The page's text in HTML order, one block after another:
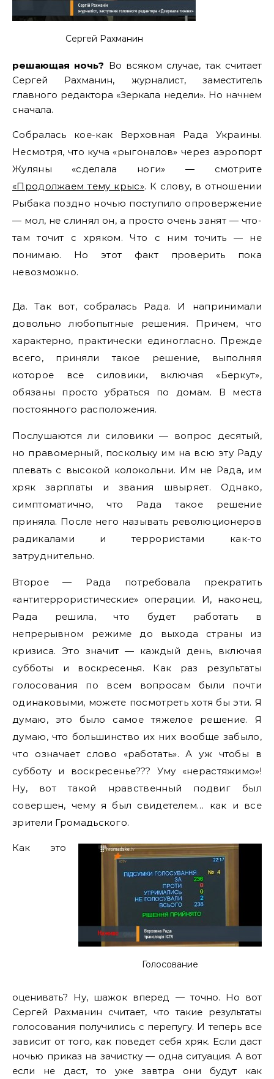
Сергей Рахманин
решающая ночь? Во всяком случае, так считает
Сергей Рахманин, журналист, заместитель
главного редактора «Зеркала недели». Но начнем
сначала.
Собралась кое-как Верховная Рада Украины.
Несмотря, что куча «рыгоналов» через аэропорт
Жуляны «сделала ноги» — смотрите
«Продолжаем тему крыс». К слову, в отношении
Рыбака поздно ночью поступило опровержение
— мол, не слинял он, а просто очень занят — что-
там точит с хряком. Что с ним точить — не
понимаю. Но этот факт проверить пока
невозможно.
Да. Так вот, собралась Рада. И напринимали
довольно любопытные решения. Причем, что
характерно, практически единогласно. Прежде
всего, приняли такое решение, выполняя
которое все силовики, включая «Беркут»,
обязаны просто убраться по домам. В места
постоянного расположения.
Послушаются ли силовики — вопрос десятый,
но правомерный, поскольку им на всю эту Раду
плевать с высокой колокольни. Им не Рада, им
хряк зарплаты и звания швыряет. Однако,
симптоматично, что Рада такое решение
приняла. После него называть революционеров
радикалами и террористами как-то
затруднительно.
Второе — Рада потребовала прекратить
«антитеррористические» операции. И, наконец,
Рада решила, что будет работать в
непрерывном режиме до выхода страны из
кризиса. Это значит — каждый день, включая
субботы и воскресенья. Как раз результаты
голосования по всем вопросам были почти
одинаковыми, можете посмотреть хотя бы эти. Я
думаю, это было самое тяжелое решение. Я
думаю, что большинство их них вообще забыло,
что означает слово «работать». А уж чтобы в
субботу и воскресенье??? Уму «нерастяжимо»!
Ну, вот такой нравственный подвиг был
совершен, чему я был свидетелем… как и все
зрители Громадьского.
Голосование
Как это
оценивать? Ну, шажок вперед — точно. Но вот
Сергей Рахманин считает, что такие результаты
голосования получились с перепугу. И теперь все
зависит от того, как поведет себя хряк. Если даст
ночью приказ на зачистку — одна ситуация. А вот
если не даст, то уже завтра они будут как